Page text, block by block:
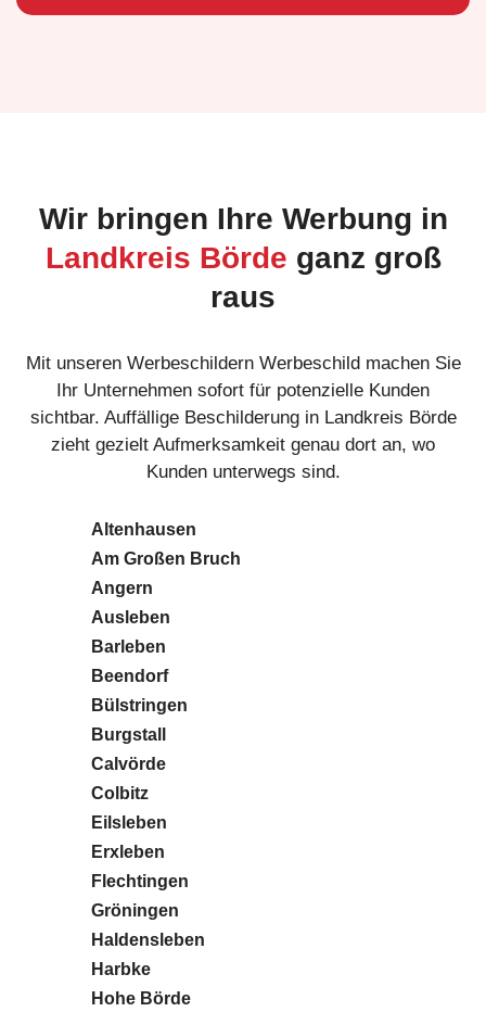
Wir bringen Ihre Werbung in
Landkreis Börde ganz groß
raus
Mit unseren Werbeschildern Werbeschild machen Sie
Ihr Unternehmen sofort für potenzielle Kunden
sichtbar. Auffällige Beschilderung in Landkreis Börde
zieht gezielt Aufmerksamkeit genau dort an, wo
Kunden unterwegs sind.
Altenhausen
Am Großen Bruch
Angern
Ausleben
Barleben
Beendorf
Bülstringen
Burgstall
Calvörde
Colbitz
Eilsleben
Erxleben
Flechtingen
Gröningen
Haldensleben
Harbke
Hohe Börde